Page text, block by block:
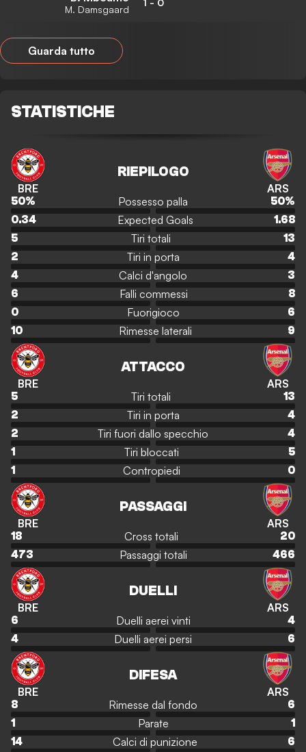
M. Damsgaard
1 - 0
Guarda tutto
STATISTICHE
BRE
RIEPILOGO
ARS
50% Possesso palla 50%
0.34
Expected Goals
1.68
5
Tiri totali
13
2
Tiri in porta
4
4
Calci d'angolo
3
6
Falli commessi
8
0
Fuorigioco
6
10
Rimesse laterali 9
BRE
ATTACCO
ARS
5 Tiri totali
13
2
Tiri in porta
4
2
Tiri fuori dallo specchio
4
1
Tiri bloccati
5
1
Contropiedi 0
BRE
PASSAGGI
ARS
18 Cross totali
20
473
Passaggi totali 466
BRE
DUELLI
ARS
6 Duelli aerei vinti
4
4
Duelli aerei persi 6
BRE
DIFESA
ARS
8 Rimesse dal fondo
6
1
Parate
1
14
Calci di punizione 6